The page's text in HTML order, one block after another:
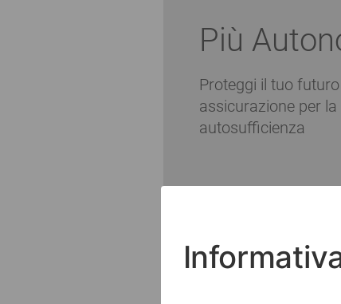
Più
Proteggi il tuo
assicurazione per
autosufficienza